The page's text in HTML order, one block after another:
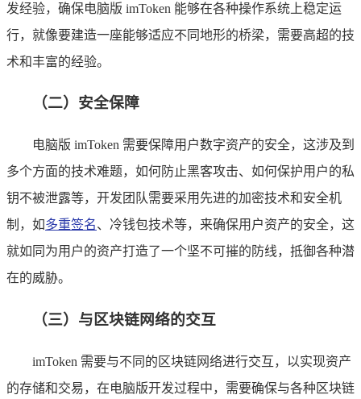
发经验，确保电脑版 imToken 能够在各种操作系统上稳定运
行，就像要建造一座能够适应不同地形的桥梁，需要高超的技
术和丰富的经验。
（二）安全保障
电脑版 imToken 需要保障用户数字资产的安全，这涉及到
多个方面的技术难题，如何防止黑客攻击、如何保护用户的私
钥不被泄露等，开发团队需要采用先进的加密技术和安全机
制，如多重签名、冷钱包技术等，来确保用户资产的安全，这
就如同为用户的资产打造了一个坚不可摧的防线，抵御各种潜
在的威胁。
（三）与区块链网络的交互
imToken 需要与不同的区块链网络进行交互，以实现资产
的存储和交易，在电脑版开发过程中，需要确保与各种区块链